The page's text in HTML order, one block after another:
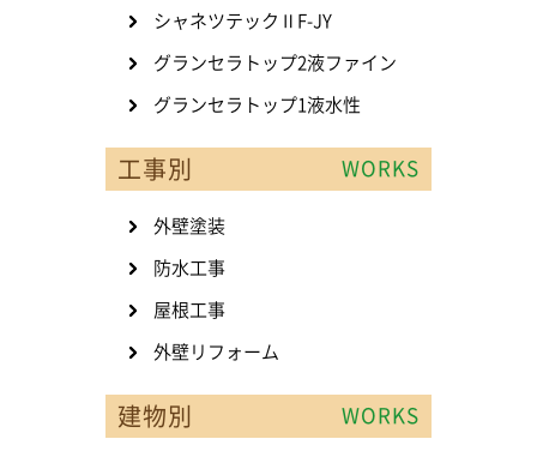
シャネツテックⅡF-JY
グランセラトップ2液ファイン
グランセラトップ1液水性
工事別 WORKS
外壁塗装
防水工事
屋根工事
外壁リフォーム
建物別 WORKS